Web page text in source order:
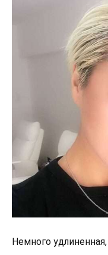
Немного